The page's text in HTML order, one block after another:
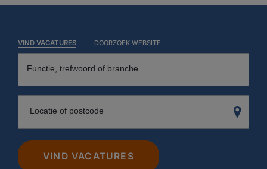
VIND VACATURES DOORZOEK WEBSITE
Functie, trefwoord of branche
Locatie of postcode
VIND VACATURES